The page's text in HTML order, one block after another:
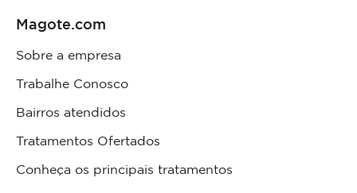
Magote.com
Sobre a empresa
Trabalhe Conosco
Bairros atendidos
Tratamentos Ofertados
Conheça os principais tratamentos